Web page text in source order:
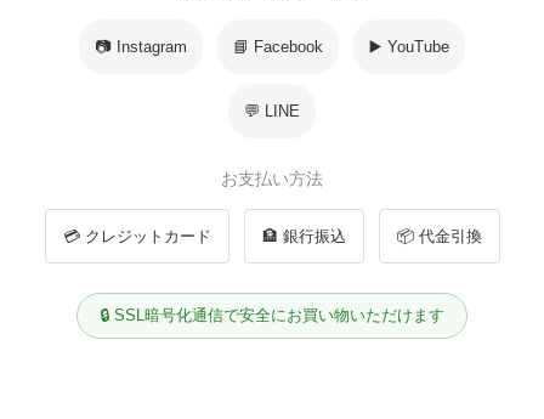
📷 Instagram 📘 Facebook ▶️ YouTube
💬 LINE
お支払い方法
💳 クレジットカード 🏦 銀行振込 📦 代金引換
🔒 SSL暗号化通信で安全にお買い物いただけます